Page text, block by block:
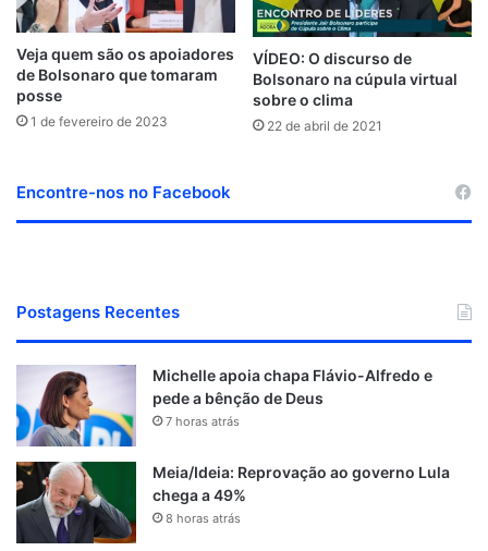
Veja quem são os apoiadores
de Bolsonaro que tomaram
posse
1 de fevereiro de 2023
VÍDEO: O discurso de
Bolsonaro na cúpula virtual
sobre o clima
22 de abril de 2021
Encontre-nos no Facebook
Postagens Recentes
Michelle apoia chapa Flávio-Alfredo e
pede a bênção de Deus
7 horas atrás
Meia/Ideia: Reprovação ao governo Lula
chega a 49%
8 horas atrás